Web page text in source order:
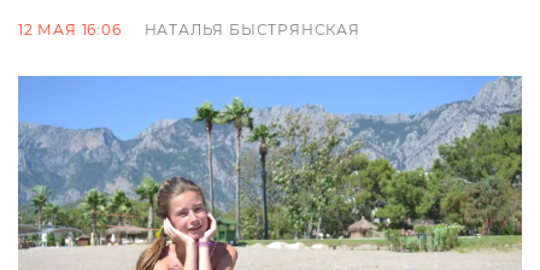
12 МАЯ 16:06 НАТАЛЬЯ БЫСТРЯНСКАЯ